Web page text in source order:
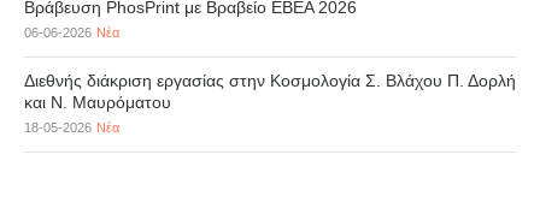
Βράβευση PhosPrint με Βραβείο ΕΒΕΑ 2026
06-06-2026 Νέα
Διεθνής διάκριση εργασίας στην Κοσμολογία Σ. Βλάχου Π. Δορλή
και Ν. Μαυρόματου
18-05-2026 Νέα